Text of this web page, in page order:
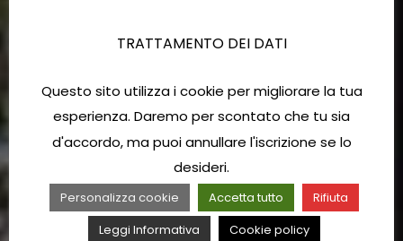
TRATTAMENTO DEI DATI
Questo sito utilizza i cookie per migliorare la tua
esperienza. Daremo per scontato che tu sia
d'accordo, ma puoi annullare l'iscrizione se lo
desideri.
Personalizza cookie Accetta tutto
Rifiuta
Leggi Informativa
Cookie policy